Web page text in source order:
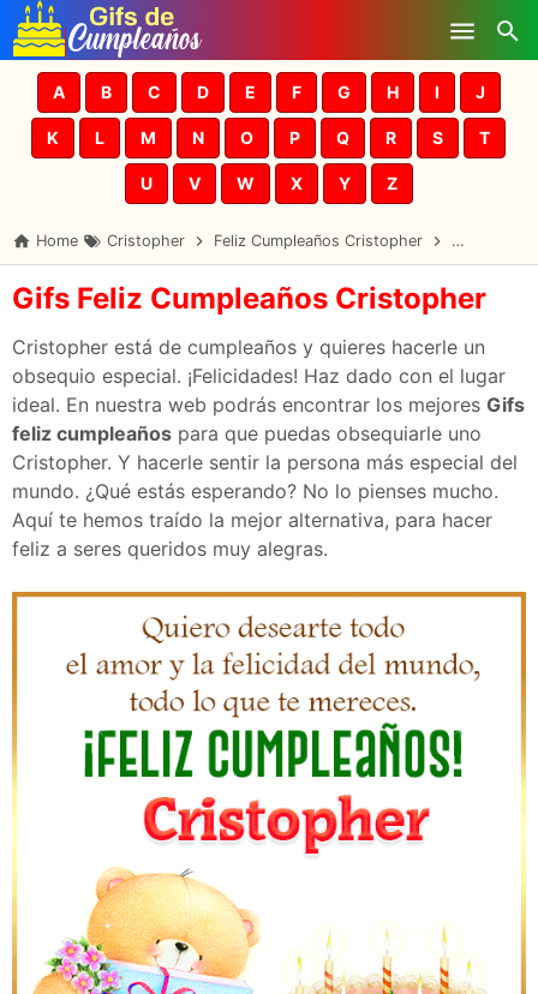
Skip to main content
A B C D E F G H I J
K L M N O P Q R S T
U V W X Y Z
Home Cristopher Feliz Cumpleaños Cristopher Gifs
Gifs Feliz Cumpleaños Cristopher
Cristopher está de cumpleaños y quieres hacerle un
obsequio especial. ¡Felicidades! Haz dado con el lugar
ideal. En nuestra web podrás encontrar los mejores Gifs
feliz cumpleaños para que puedas obsequiarle uno
Cristopher. Y hacerle sentir la persona más especial del
mundo. ¿Qué estás esperando? No lo pienses mucho.
Aquí te hemos traído la mejor alternativa, para hacer
feliz a seres queridos muy alegras.